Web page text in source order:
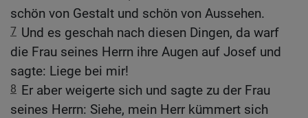
schön von Gestalt und schön von Aussehen.
7 Und es geschah nach diesen Dingen, da warf
die Frau seines Herrn ihre Augen auf Josef und
sagte: Liege bei mir!
8 Er aber weigerte sich und sagte zu der Frau
seines Herrn: Siehe, mein Herr kümmert sich